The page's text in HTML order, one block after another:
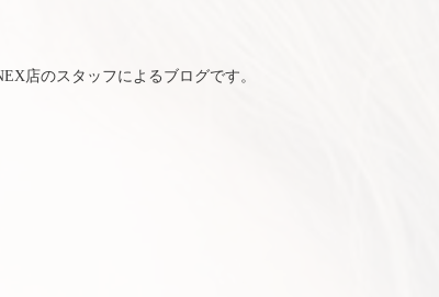
店のスタッフによるブログです。